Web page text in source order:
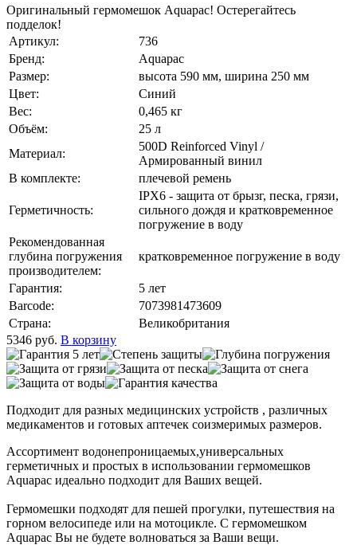
Оригинальный гермомешок Aquapac! Остерегайтесь
подделок!
Артикул:
736
Бренд:
Aquapac
Размер:
высота 590 мм, ширина 250 мм
Цвет:
Синий
Вес:
0,465 кг
Объём:
25 л
Материал:
500D Reinforced Vinyl /
Армированный винил
В комплекте:
плечевой ремень
Герметичность:
IPX6 - защита от брызг, песка, грязи,
сильного дождя и кратковременное
погружение в воду
Рекомендованная
глубина погружения
производителем:
кратковременное погружение в воду
Гарантия:
5 лет
Barcode:
7073981473609
Страна:
Великобритания
5346 руб. В корзину
Подходит для разных медицинских устройств , различных
медикаментов и готовых аптечек соизмеримых размеров.
Ассортимент водонепроницаемых,универсальных
герметичных и простых в использовании гермомешков
Aquapac идеально подходит для Ваших вещей.
Гермомешки подходят для пешей прогулки, путешествия на
горном велосипеде или на мотоцикле. С гермомешком
Aquapac Вы не будете волноваться за Ваши вещи.